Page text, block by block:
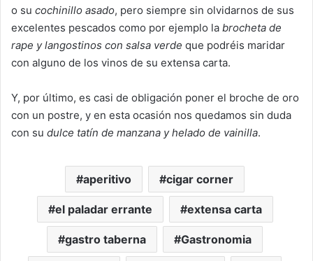
o su cochinillo asado, pero siempre sin olvidarnos de sus
excelentes pescados como por ejemplo la brocheta de
rape y langostinos con salsa verde que podréis maridar
con alguno de los vinos de su extensa carta.
Y, por último, es casi de obligación poner el broche de oro
con un postre, y en esta ocasión nos quedamos sin duda
con su dulce tatín de manzana y helado de vainilla.
aperitivo cigar corner
el paladar errante extensa carta
gastro taberna Gastronomia